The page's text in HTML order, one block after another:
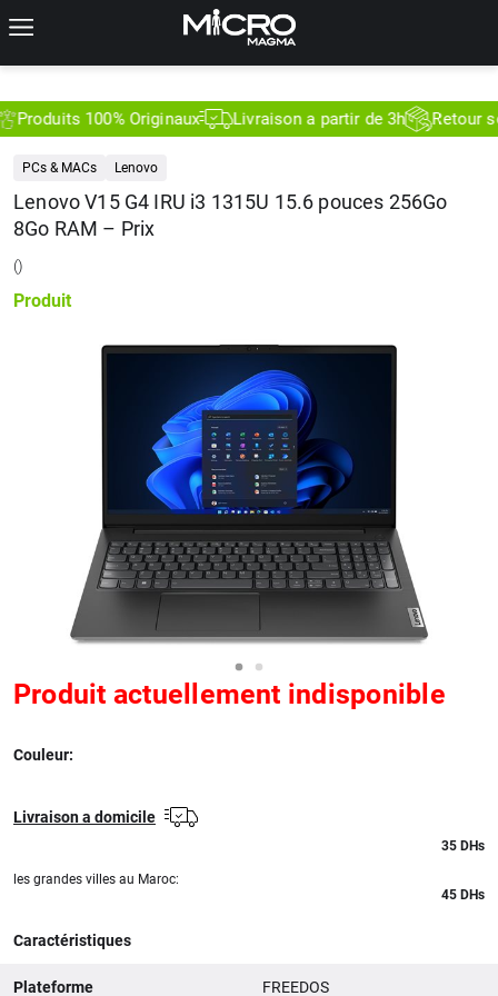
100% Originaux Livraison a partir de 3h Retour
PCs & MACs Lenovo
Lenovo V15 G4 IRU i3 1315U 15.6 pouces 256Go
8Go RAM – Prix
()
Produit
Produit actuellement indisponible
Couleur:
Livraison a domicile
35 DHs
les grandes villes au Maroc:
45 DHs
Caractéristiques
Plateforme FREEDOS